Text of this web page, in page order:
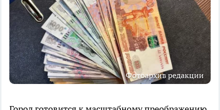
Фотоархив редакции